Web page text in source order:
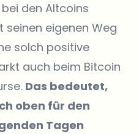
den Altcoins
eigenen Weg
solch positive
auch beim Bitcoin
Das bedeutet,
oben für den
Tagen